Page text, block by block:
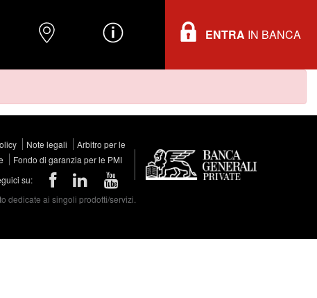
ENTRA IN BANCA
Note legali
Arbitro per le
Fondo di garanzia per le PMI
su:
dedicate ai singoli prodotti/servizi.